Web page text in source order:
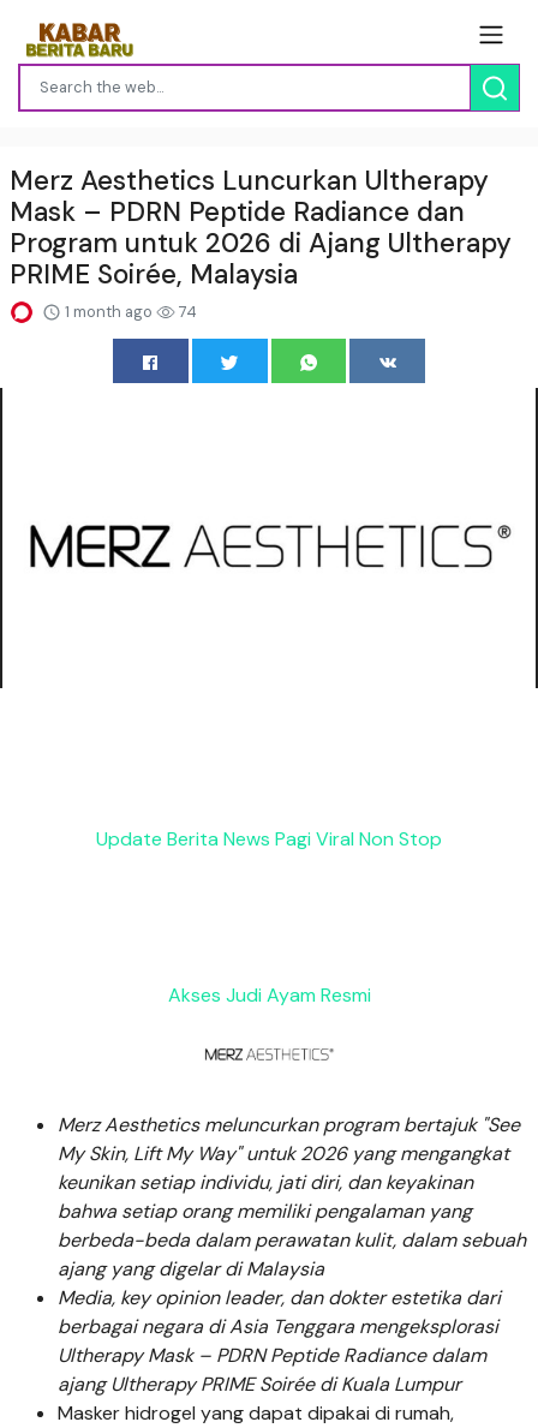
Merz Aesthetics Luncurkan Ultherapy
Mask – PDRN Peptide Radiance dan
Program untuk 2026 di Ajang Ultherapy
PRIME Soirée, Malaysia
1 month ago 74
Update Berita News Pagi Viral Non Stop
Akses Judi Ayam Resmi
Merz Aesthetics meluncurkan program bertajuk "See
My Skin, Lift My Way" untuk 2026 yang mengangkat
keunikan setiap individu, jati diri, dan keyakinan
bahwa setiap orang memiliki pengalaman yang
berbeda-beda dalam perawatan kulit, dalam sebuah
ajang yang digelar di Malaysia
Media, key opinion leader, dan dokter estetika dari
berbagai negara di Asia Tenggara mengeksplorasi
Ultherapy Mask – PDRN Peptide Radiance dalam
ajang Ultherapy PRIME Soirée di Kuala Lumpur
Masker hidrogel yang dapat dipakai di rumah,